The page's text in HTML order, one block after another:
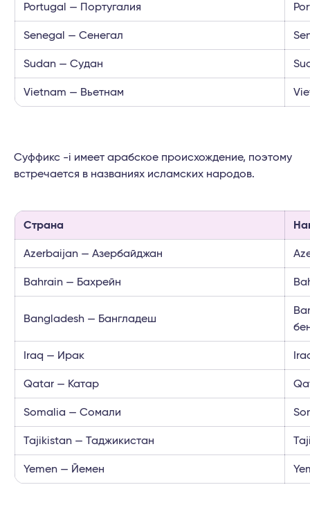
Portugal — Португалия
Senegal — Сенегал
Sudan — Судан
Vietnam — Вьетнам
Суффикс -i имеет арабское происхождение, поэтому
встречается в названиях исламских народов.
Страна
Azerbaijan — Азербайджан
Bahrain — Бахрейн
Bangladesh — Бангладеш
Iraq — Ирак
Qatar — Катар
Somalia — Сомали
Tajikistan — Таджикистан
Yemen — Йемен